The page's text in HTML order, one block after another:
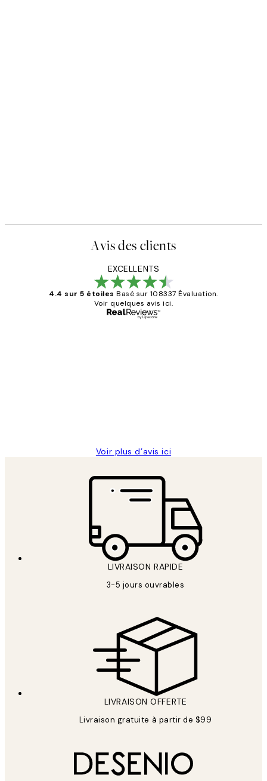
Avis des clients
EXCELLENTS
4.4 sur 5 étoiles Basé sur 108337 Évaluation.
Voir quelques avis ici.
Voir plus d’avis ici
LIVRAISON RAPIDE
3-5 jours ouvrables
LIVRAISON OFFERTE
Livraison gratuite à partir de $99